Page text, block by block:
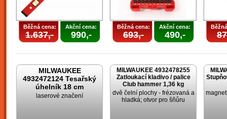
Běžná cena:
1.637,-
Akční cena:
990,-
Běžná cena:
693,-
Akční cena:
490,-
MILWAUKEE
4932472124 Tesařský
úhelník 18 cm
laserové značení
MILWAUKEE 4932478255
Zatloukací kladivo / palice
Club hammer 1,36 kg
dvě čelní plochy - frézovaná a
hladká; otvor pro šňůru